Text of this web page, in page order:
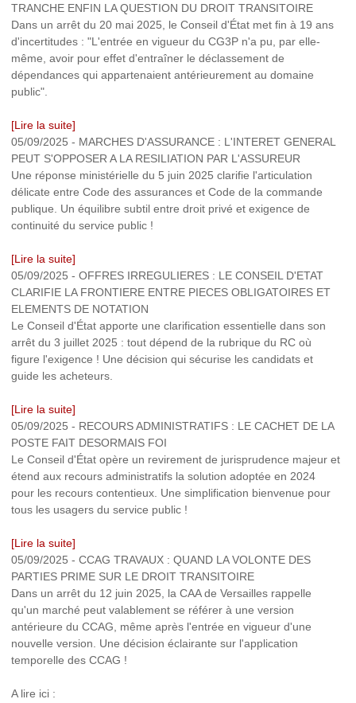
TRANCHE ENFIN LA QUESTION DU DROIT TRANSITOIRE
Dans un arrêt du 20 mai 2025, le Conseil d'État met fin à 19 ans
d'incertitudes : "L'entrée en vigueur du CG3P n'a pu, par elle-
même, avoir pour effet d'entraîner le déclassement de
dépendances qui appartenaient antérieurement au domaine
public".
[Lire la suite]
05/09/2025 - MARCHES D'ASSURANCE : L'INTERET GENERAL
PEUT S'OPPOSER A LA RESILIATION PAR L'ASSUREUR
Une réponse ministérielle du 5 juin 2025 clarifie l'articulation
délicate entre Code des assurances et Code de la commande
publique. Un équilibre subtil entre droit privé et exigence de
continuité du service public !
[Lire la suite]
05/09/2025 - OFFRES IRREGULIERES : LE CONSEIL D'ETAT
CLARIFIE LA FRONTIERE ENTRE PIECES OBLIGATOIRES ET
ELEMENTS DE NOTATION
Le Conseil d'État apporte une clarification essentielle dans son
arrêt du 3 juillet 2025 : tout dépend de la rubrique du RC où
figure l'exigence ! Une décision qui sécurise les candidats et
guide les acheteurs.
[Lire la suite]
05/09/2025 - RECOURS ADMINISTRATIFS : LE CACHET DE LA
POSTE FAIT DESORMAIS FOI
Le Conseil d'État opère un revirement de jurisprudence majeur et
étend aux recours administratifs la solution adoptée en 2024
pour les recours contentieux. Une simplification bienvenue pour
tous les usagers du service public !
[Lire la suite]
05/09/2025 - CCAG TRAVAUX : QUAND LA VOLONTE DES
PARTIES PRIME SUR LE DROIT TRANSITOIRE
Dans un arrêt du 12 juin 2025, la CAA de Versailles rappelle
qu'un marché peut valablement se référer à une version
antérieure du CCAG, même après l'entrée en vigueur d'une
nouvelle version. Une décision éclairante sur l'application
temporelle des CCAG !
A lire ici :